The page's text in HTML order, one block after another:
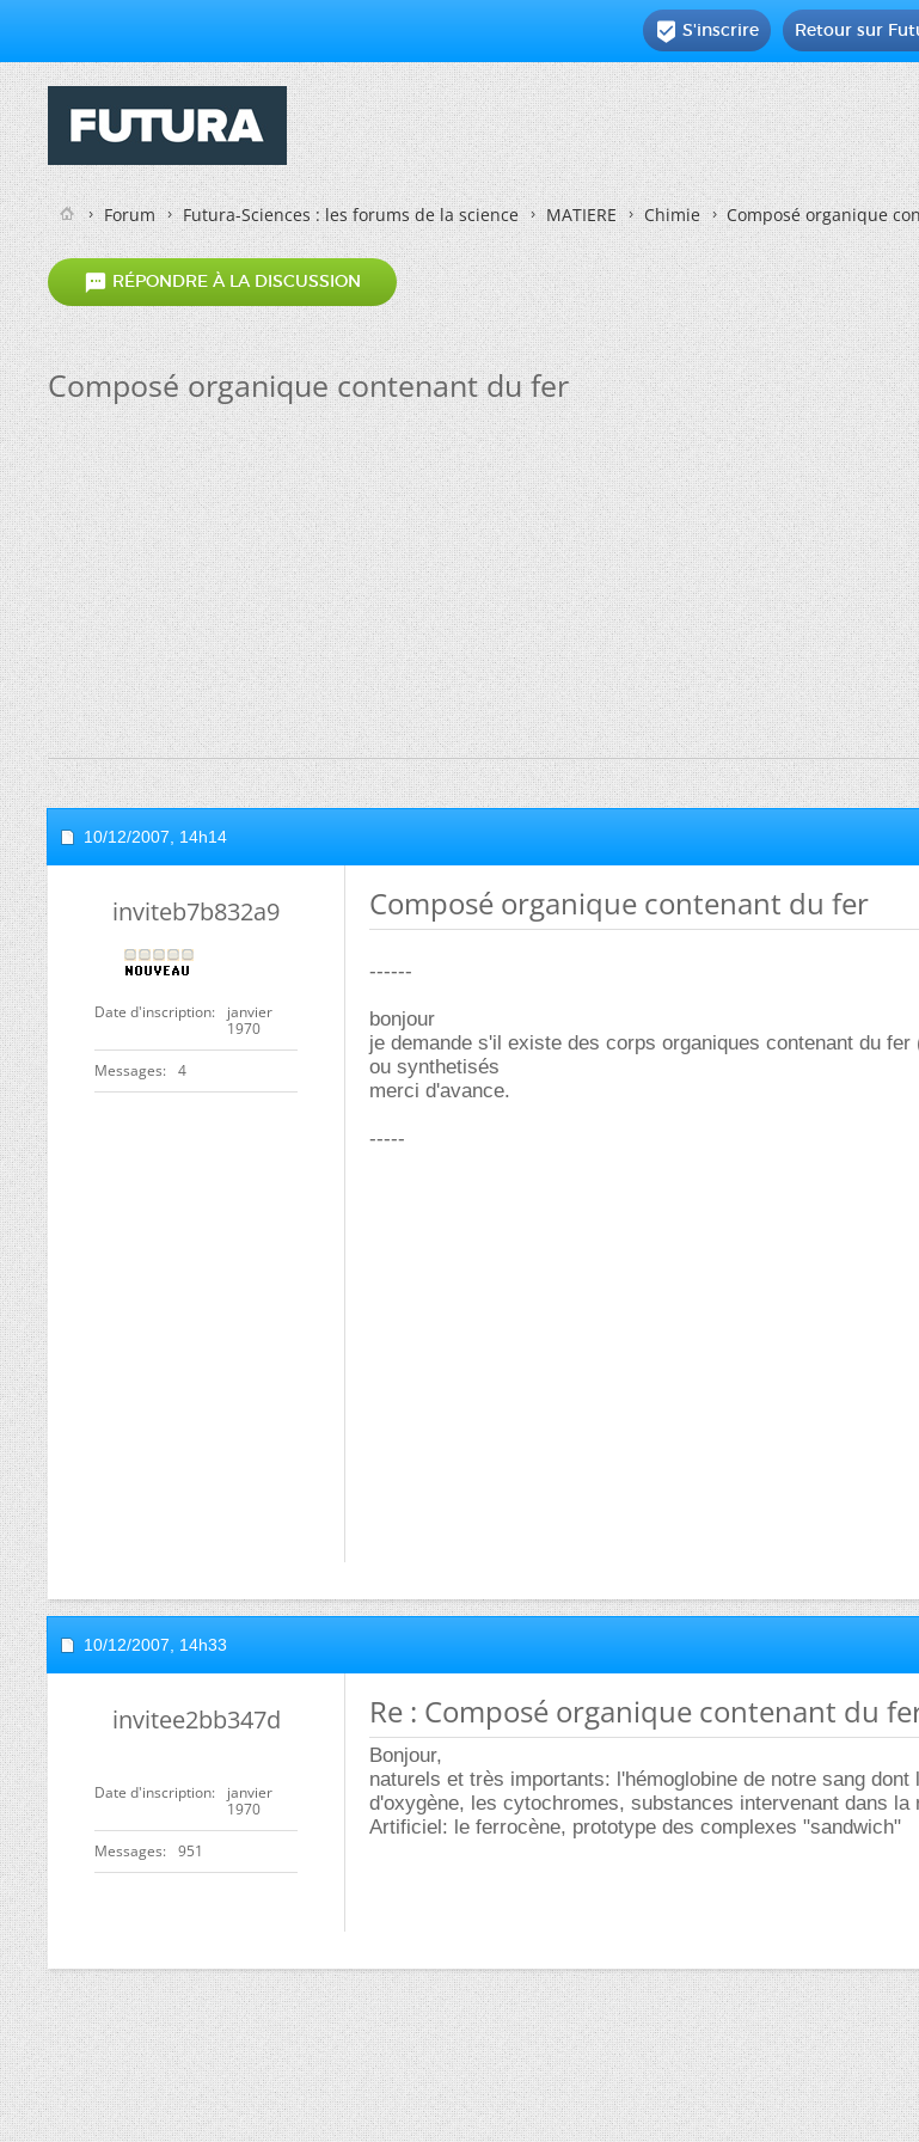
Retour sur
 S'inscrire
Forum Futura-Sciences : les forums de la science MATIERE Chimie Composé organique
 RÉPONDRE À LA DISCUSSION
Composé organique contenant du fer
10/12/2007, 14h14
inviteb7b832a9
Date d'inscription
janvier
1970
Messages 4
Composé organique contenant du fer
------
bonjour
je demande s'il existe des corps organiques contenant du
ou synthetisés
merci d'avance.
-----
10/12/2007, 14h33
invitee2bb347d
Date d'inscription
janvier
1970
Messages 951
Re : Composé organique contenant du
Bonjour,
naturels et très importants: l'hémoglobine de notre sang
d'oxygène, les cytochromes, substances intervenant dans la
Artificiel: le ferrocène, prototype des complexes "sandwich"